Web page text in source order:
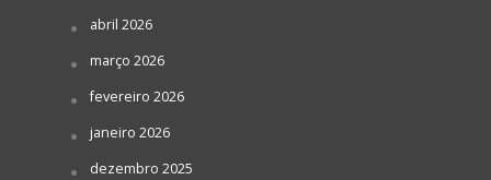
abril 2026
março 2026
fevereiro 2026
janeiro 2026
dezembro 2025